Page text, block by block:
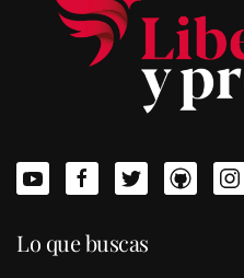
Lo que buscas